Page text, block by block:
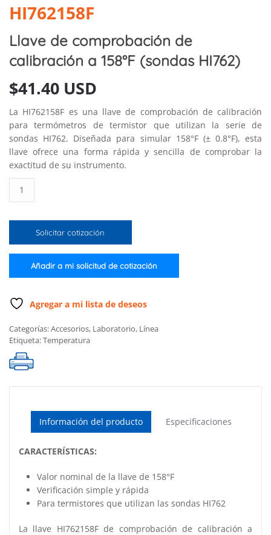
HI762158F
Llave de comprobación de
calibración a 158°F (sondas HI762)
$41.40 USD
La HI762158F es una llave de comprobación de calibración
para termómetros de termistor que utilizan la serie de
sondas HI762. Diseñada para simular 158°F (± 0.8°F), esta
llave ofrece una forma rápida y sencilla de comprobar la
exactitud de su instrumento.
de
calibración
(sondas
cantidad
Solicitar cotización
Añadir a mi solicitud de cotización
Agregar a mi lista de deseos
Categorías:Accesorios, Laboratorio, Línea
Etiqueta:Temperatura
Información del producto Especificaciones
CARACTERÍSTICAS:
Valor nominal de la llave de 158°F
Verificación simple y rápida
Para termistores que utilizan las sondas HI762
La llave HI762158F de comprobación de calibración a